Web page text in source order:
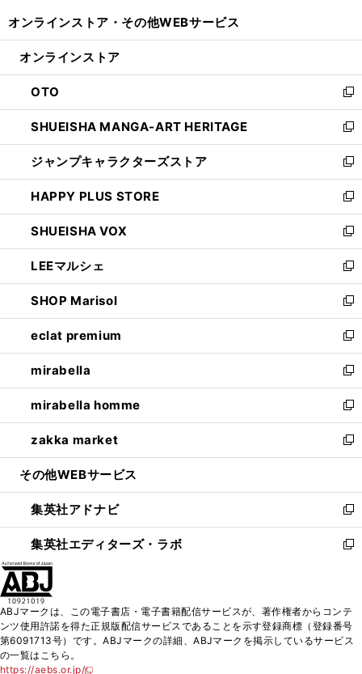
開
ン
ウ
で
開
く
ウ
ン
ド
ウ
で
開
く
オンラインストア・ その他WEBサービス
オンラインストア
OTO
新
し
い
ウ
ィ
ン
ド
ウ
で
開
く
SHUEISHA MANGA-ART HERITAGE
新
し
い
ウ
ィ
ン
ド
ウ
で
開
く
ジャンプキャラクターズストア
新
し
い
ウ
ィ
ン
ド
ウ
で
開
く
HAPPY PLUS STORE
新
し
い
ウ
ィ
ン
ド
ウ
で
開
く
SHUEISHA VOX
新
し
い
ウ
ィ
ン
ド
ウ
で
開
く
LEEマルシェ
新
し
い
ウ
ィ
ン
ド
ウ
で
開
く
SHOP Marisol
新
し
い
ウ
ィ
ン
ド
ウ
で
開
eclat premium
新
し
い
ウ
ィ
ン
ド
ウ
開
く
mirabella
新
し
い
ウ
ィ
ン
ウ
で
開
く
mirabella homme
新
し
い
ウ
ン
ド
ウ
で
zakka market
新
し
ウ
ィ
ン
ド
く
その他WEBサービス
集英社アドナビ
新
し
い
ド
ウ
で
集英社エディターズ・ラボ
新
ィ
ン
ド
ABJマークは、この電子書店・電子書籍配信サービスが、著作権者からコンテ
ンツ使用許諾を得た正規版配信サービスであることを示す登録商標（登録番号
第6091713号）です。ABJマークの詳細、ABJマークを掲示しているサービス
の一覧はこちら。
https://aebs.or.jp/